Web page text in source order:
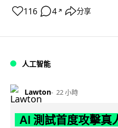
116 4 ↗ 分享
人工智能
Lawton 22 小時
AI 測試首度攻擊